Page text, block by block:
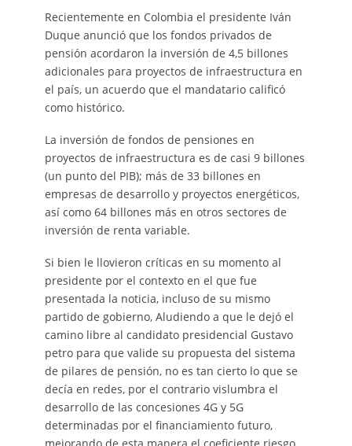
Recientemente en Colombia el presidente Iván
Duque anunció que los fondos privados de
pensión acordaron la inversión de 4,5 billones
adicionales para proyectos de infraestructura en
el país, un acuerdo que el mandatario calificó
como histórico.
La inversión de fondos de pensiones en
proyectos de infraestructura es de casi 9 billones
(un punto del PIB); más de 33 billones en
empresas de desarrollo y proyectos energéticos,
así como 64 billones más en otros sectores de
inversión de renta variable.
Si bien le llovieron críticas en su momento al
presidente por el contexto en el que fue
presentada la noticia, incluso de su mismo
partido de gobierno, Aludiendo a que le dejó el
camino libre al candidato presidencial Gustavo
petro para que valide su propuesta del sistema
de pilares de pensión, no es tan cierto lo que se
decía en redes, por el contrario vislumbra el
desarrollo de las concesiones 4G y 5G
determinadas por el financiamiento futuro,